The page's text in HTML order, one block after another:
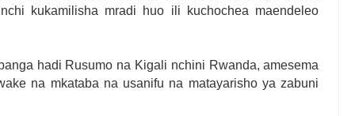
kukamilisha mradi huo ili kuchochea maendeleo
hadi Rusumo na Kigali nchini Rwanda, amesema
na mkataba na usanifu na matayarisho ya zabuni